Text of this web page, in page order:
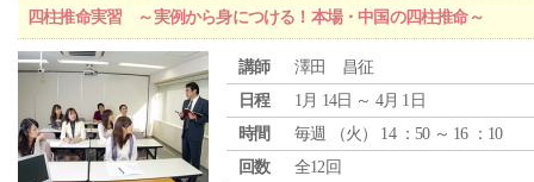
四柱推命実習 ～実例から身につける！本場・中国の四柱推命～
講師
澤田 昌征
日程
1月 14日 ～ 4月 1日
時間
毎週 （火 ） 14 ：50 ～ 16 ：10
回数
全12回